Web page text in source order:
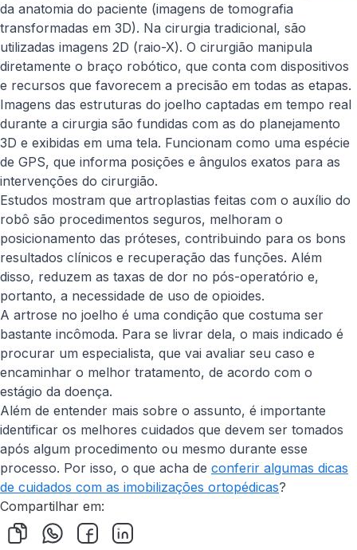
da anatomia do paciente (imagens de tomografia
transformadas em 3D). Na cirurgia tradicional, são
utilizadas imagens 2D (raio-X). O cirurgião manipula
diretamente o braço robótico, que conta com dispositivos
e recursos que favorecem a precisão em todas as etapas.
Imagens das estruturas do joelho captadas em tempo real
durante a cirurgia são fundidas com as do planejamento
3D e exibidas em uma tela. Funcionam como uma espécie
de GPS, que informa posições e ângulos exatos para as
intervenções do cirurgião.
Estudos mostram que artroplastias feitas com o auxílio do
robô são procedimentos seguros, melhoram o
posicionamento das próteses, contribuindo para os bons
resultados clínicos e recuperação das funções. Além
disso, reduzem as taxas de dor no pós-operatório e,
portanto, a necessidade de uso de opioides.
A artrose no joelho é uma condição que costuma ser
bastante incômoda. Para se livrar dela, o mais indicado é
procurar um especialista, que vai avaliar seu caso e
encaminhar o melhor tratamento, de acordo com o
estágio da doença.
Além de entender mais sobre o assunto, é importante
identificar os melhores cuidados que devem ser tomados
após algum procedimento ou mesmo durante esse
processo. Por isso, o que acha de conferir algumas dicas
de cuidados com as imobilizações ortopédicas?
Compartilhar em: